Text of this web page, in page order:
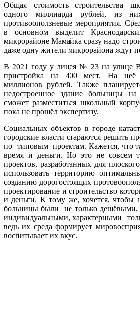
Общая стоимость строительства
одного миллиарда рублей, из
противооползневые мероприятия.
в основном выделит
микрорайоне Мамайка сразу надо
даже одну жители микрорайона ждут
В 2021 году у лицея № 23 на улице
пристройка на 400 мест. На неё
миллионов рублей. Также
недостроенное здание больницы
сможет разместиться школьный
пока не прошёл экспертизу.
Социальных объектов в городе
городские власти стараются решить
по типовым проектам. Кажется, что
время и деньги. Но это не совсем
проектов, разработанных для
использовать территорию
созданию дорогостоящих
проектирование и строительство
и деньги. К тому же, хочется, чтобы
больницы были не только
индивидуальными, характерными
ведь их среда формирует
воспитывает их вкус.